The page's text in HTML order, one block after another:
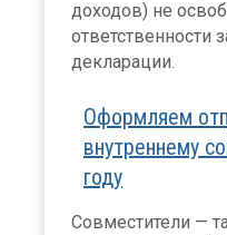
доходов) не
ответственности
декларации.
Оформляем
внутреннему
году
Совместители —